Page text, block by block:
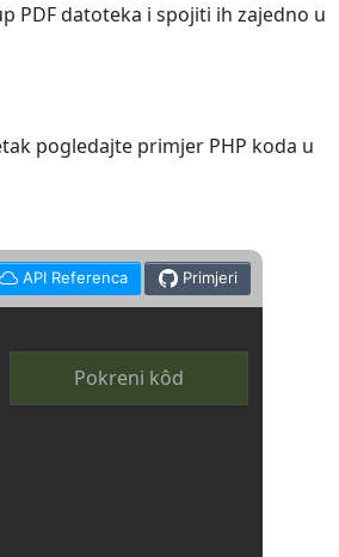
PDF datoteka i spojiti ih zajedno u
pogledajte primjer PHP koda u
API Referenca Primjeri
Pokreni kôd